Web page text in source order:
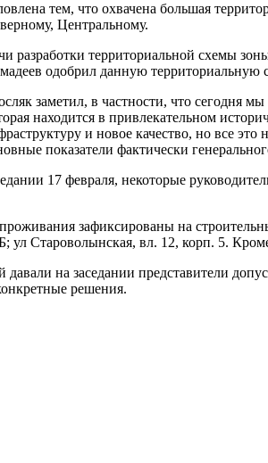
тем, что охвачена большая
Центральному.
разработки территориальной схемы
одобрил данную территориальную
заметил, в частности, что сегодня
находится в привлекательном
и новое качество, но все
показатели фактически
17 февраля, некоторые
зафиксированы на
ул Староволынская, вл. 12, корп. 5.
на заседании представители
решения.